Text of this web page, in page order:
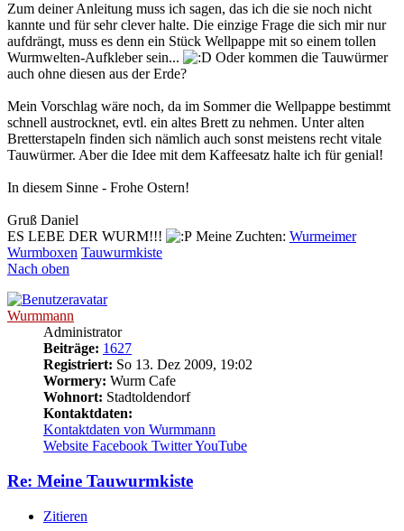
Zum deiner Anleitung muss ich sagen, das ich die sie noch nicht
kannte und für sehr clever halte. Die einzige Frage die sich mir nur
aufdrängt, muss es denn ein Stück Wellpappe mit so einem tollen
Wurmwelten-Aufkleber sein...
Oder kommen die Tauwürmer
auch ohne diesen aus der Erde?
Mein Vorschlag wäre noch, da im Sommer die Wellpappe bestimmt
schnell austrocknet, evtl. ein altes Brett zu nehmen. Unter alten
Bretterstapeln finden sich nämlich auch sonst meistens recht vitale
Tauwürmer. Aber die Idee mit dem Kaffeesatz halte ich für genial!
In diesem Sinne - Frohe Ostern!
Gruß Daniel
ES LEBE DER WURM!!!
Meine Zuchten: Wurmeimer
Wurmboxen Tauwurmkiste
Nach oben
Wurmmann
Administrator
Beiträge: 1627
Registriert: So 13. Dez 2009, 19:02
Wormery: Wurm Cafe
Wohnort: Stadtoldendorf
Kontaktdaten:
Kontaktdaten von Wurmmann
Website Facebook TwitterYouTube
Re: Meine Tauwurmkiste
Zitieren